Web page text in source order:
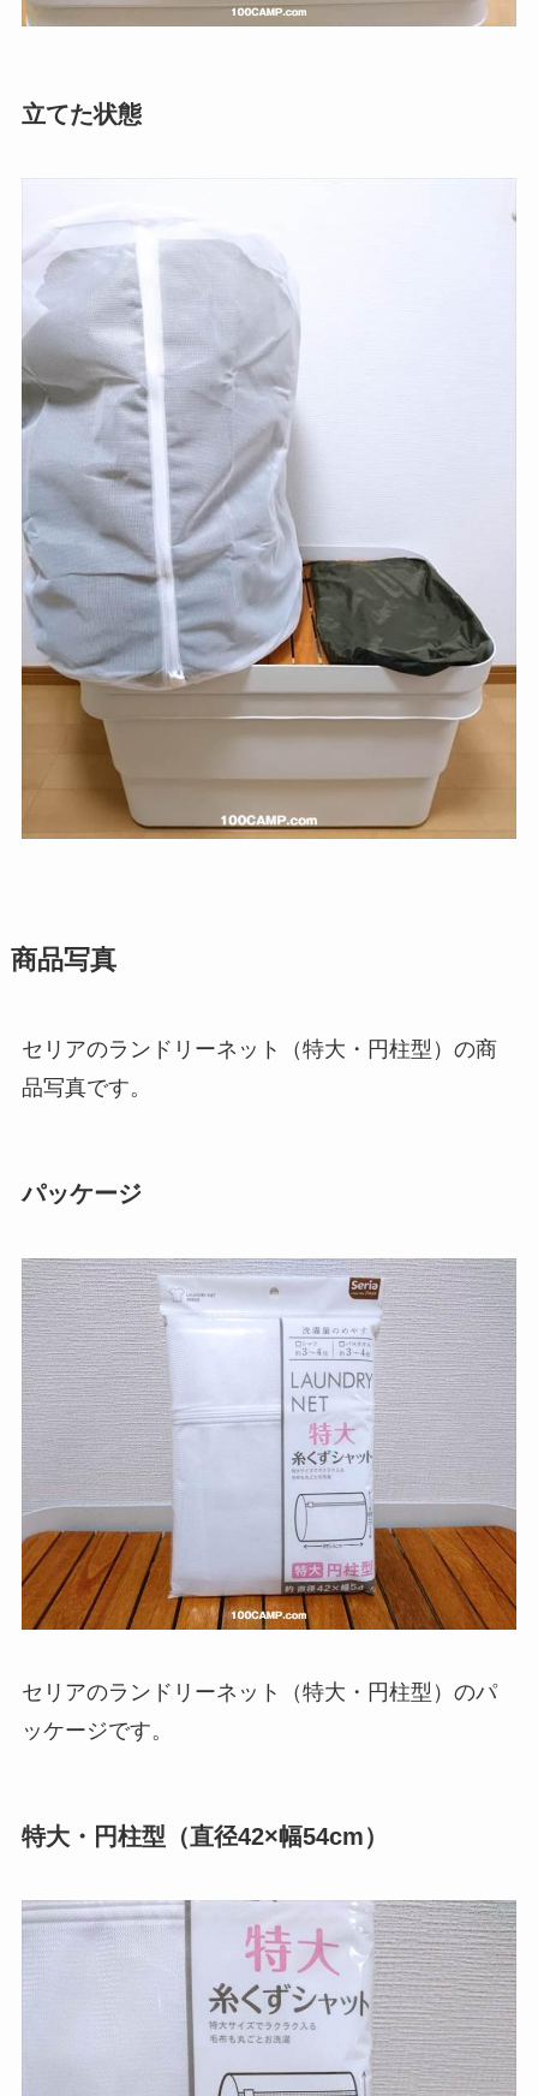
立てた状態
商品写真
セリアのランドリーネット（特大・円柱型）の商
品写真です。
パッケージ
セリアのランドリーネット（特大・円柱型）のパ
ッケージです。
特大・円柱型（直径42×幅54cm）